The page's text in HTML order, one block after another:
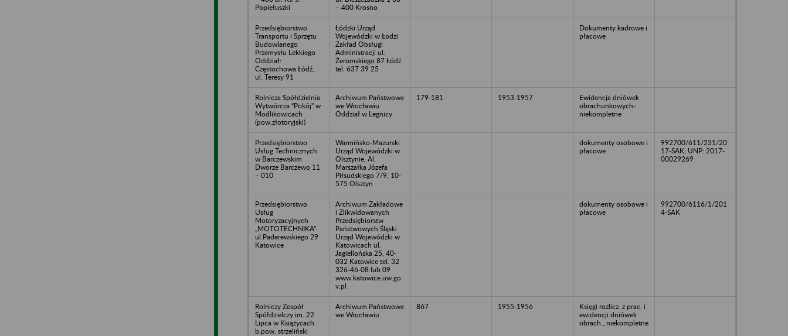
Popiełuszki
– 400 Krosno
Przedsiębiorstwo
Transportu i Sprzętu
Budowlanego
Przemysłu Lekkiego
Oddział:
Częstochowa Łódź,
ul. Teresy 91
Łódzki Urząd
Wojewódzki w Łodzi
Zakład Obsługi
Administracji ul.
Żeromskiego 87 Łódź
tel. 637 39 25
Dokumenty kadrowe i
płacowe
Rolnicza Spółdzielnia
Wytwórcza “Pokój” w
Modlikowicach
(pow.złotoryjski)
Archiwum Państwowe
we Wrocławiu
Oddział w Legnicy
179-181 1953-1957
Ewidencja dniówek
obrachunkowych-
niekompletne
Przedsiębiorstwo
Usług Technicznych
w Barczewskim
Dworze Barczewo 11
– 010
Warmińsko-Mazurski
Urząd Wojewódzki w
Olsztynie, Al.
Marszałka Józefa
Piłsudskiego 7/9, 10-
575 Olsztyn
dokumenty osobowe i
płacowe
992700/611/231/20
17-SAK; UNP: 2017-
00029269
Przedsiębiorstwo
Usług
Motoryzacyjnych
„MOTOTECHNIKA”
ul.Paderewskiego 29
Katowice
Archiwum Zakładowe
i Zlikwidowanych
Przedsiębiorstw
Państwowych Śląski
Urząd Wojewódzki w
Katowicach ul.
Jagiellońska 25, 40-
032 Katowice tel. 32
326-46-08 lub 09
www.katowice.uw.go
v.pl
dokumenty osobowe i
płacowe
992700/6116/1/201
4-SAK
Rolniczy Zespół
Spółdzielczy im. 22
Lipca w Książycach
b.pow. strzeliński
Archiwum Państwowe
we Wrocławiu
867 1955-1956
Księgi rozlicz. z prac. i
ewidencji dniówek
obrach., niekompletne